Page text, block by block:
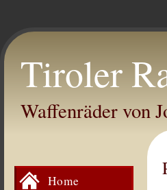
Tiroler
Waffenräder von
Home